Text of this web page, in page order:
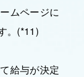
ムページに
。(*11)
給与が決定